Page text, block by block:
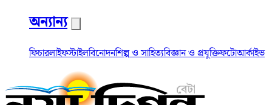
অন্যান্য
ফিচারলাইফস্টাইলবিনোদনশিল্প ও সাহিত্যবিজ্ঞান ও প্রযুক্তিফটোআর্কাইভ